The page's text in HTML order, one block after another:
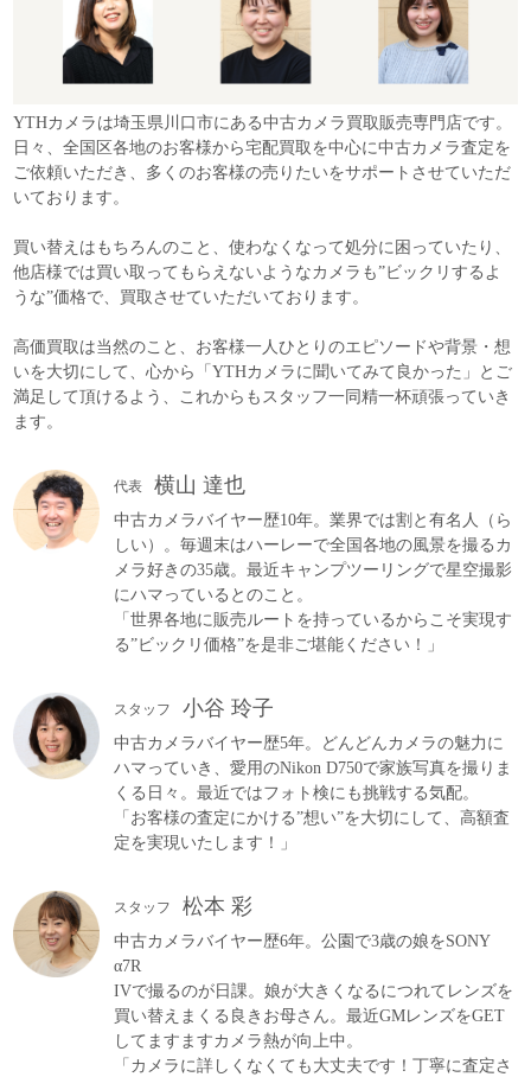
YTHカメラは埼玉県川口市にある中古カメラ買取販売専門店です。
日々、全国区各地のお客様から宅配買取を中心に中古カメラ査定を
ご依頼いただき、多くのお客様の売りたいをサポートさせていただ
いております。
買い替えはもちろんのこと、使わなくなって処分に困っていたり、
他店様では買い取ってもらえないようなカメラも”ビックリするよ
うな”価格で、買取させていただいております。
高価買取は当然のこと、お客様一人ひとりのエピソードや背景・想
いを大切にして、心から「YTHカメラに聞いてみて良かった」とご
満足して頂けるよう、これからもスタッフ一同精一杯頑張っていき
ます。
代表 横山 達也
中古カメラバイヤー歴10年。業界では割と有名人（ら
しい）。毎週末はハーレーで全国各地の風景を撮るカ
メラ好きの35歳。最近キャンプツーリングで星空撮影
にハマっているとのこと。
「世界各地に販売ルートを持っているからこそ実現す
る”ビックリ価格”を是非ご堪能ください！」
スタッフ 小谷 玲子
中古カメラバイヤー歴5年。どんどんカメラの魅力に
ハマっていき、愛用のNikon D750で家族写真を撮りま
くる日々。最近ではフォト検にも挑戦する気配。
「お客様の査定にかける”想い”を大切にして、高額査
定を実現いたします！」
スタッフ 松本 彩
中古カメラバイヤー歴6年。公園で3歳の娘をSONY
α7R
IVで撮るのが日課。娘が大きくなるにつれてレンズを
買い替えまくる良きお母さん。最近GMレンズをGET
してますますカメラ熱が向上中。
「カメラに詳しくなくても大丈夫です！丁寧に査定さ